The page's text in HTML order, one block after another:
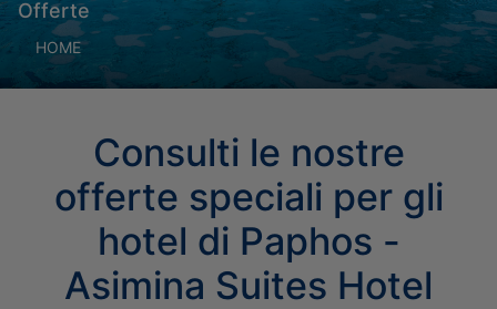
Offerte
HOME
Consulti le nostre
offerte speciali per gli
hotel di Paphos -
Asimina Suites Hotel